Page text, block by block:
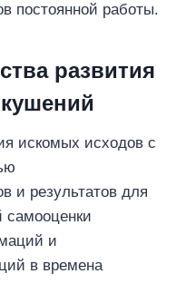
постоянной работы.
развития
искомых исходов с
и результатов для
самооценки
и
в времена